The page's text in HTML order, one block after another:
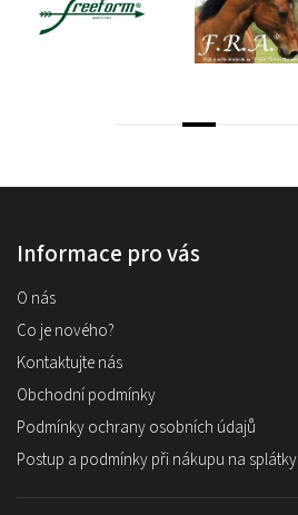
Informace pro vás
O nás
Co je nového?
Kontaktujte nás
Obchodní podmínky
Podmínky ochrany osobních údajů
Postup a podmínky při nákupu na splátky